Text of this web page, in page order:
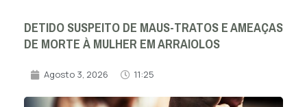
DETIDO SUSPEITO DE MAUS-TRATOS E AMEAÇAS
DE MORTE À MULHER EM ARRAIOLOS
Agosto 3, 2026 11:25